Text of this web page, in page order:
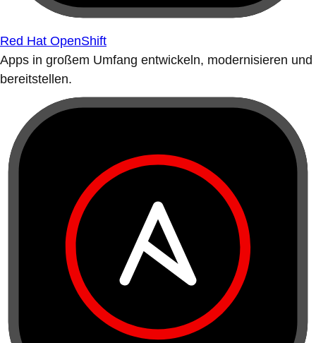
Red Hat OpenShift
Apps in großem Umfang entwickeln, modernisieren und
bereitstellen.